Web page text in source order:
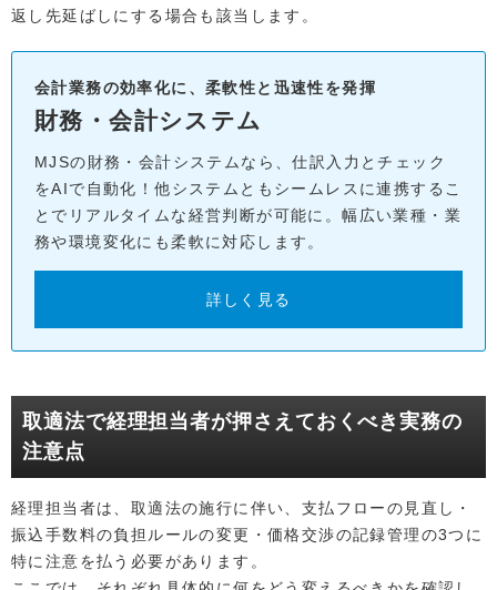
返し先延ばしにする場合も該当します。
会計業務の効率化に、柔軟性と迅速性を発揮
財務・会計システム
MJSの財務・会計システムなら、仕訳入力とチェック
をAIで自動化！他システムともシームレスに連携するこ
とでリアルタイムな経営判断が可能に。幅広い業種・業
務や環境変化にも柔軟に対応します。
詳しく見る
取適法で経理担当者が押さえておくべき実務の
注意点
経理担当者は、取適法の施行に伴い、支払フローの見直し・
振込手数料の負担ルールの変更・価格交渉の記録管理の3つに
特に注意を払う必要があります。